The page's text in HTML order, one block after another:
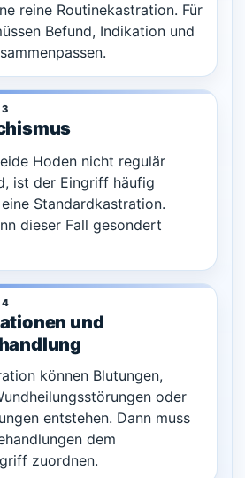
reine Routinekastration. Für
Befund, Indikation und
3
Hoden nicht regulär
ist der Eingriff häufig
Standardkastration.
dieser Fall gesondert
4
und
können Blutungen,
oder
entstehen. Dann muss
dem
zuordnen.